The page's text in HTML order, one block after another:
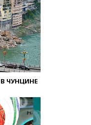
ЧУНЦИНЕ